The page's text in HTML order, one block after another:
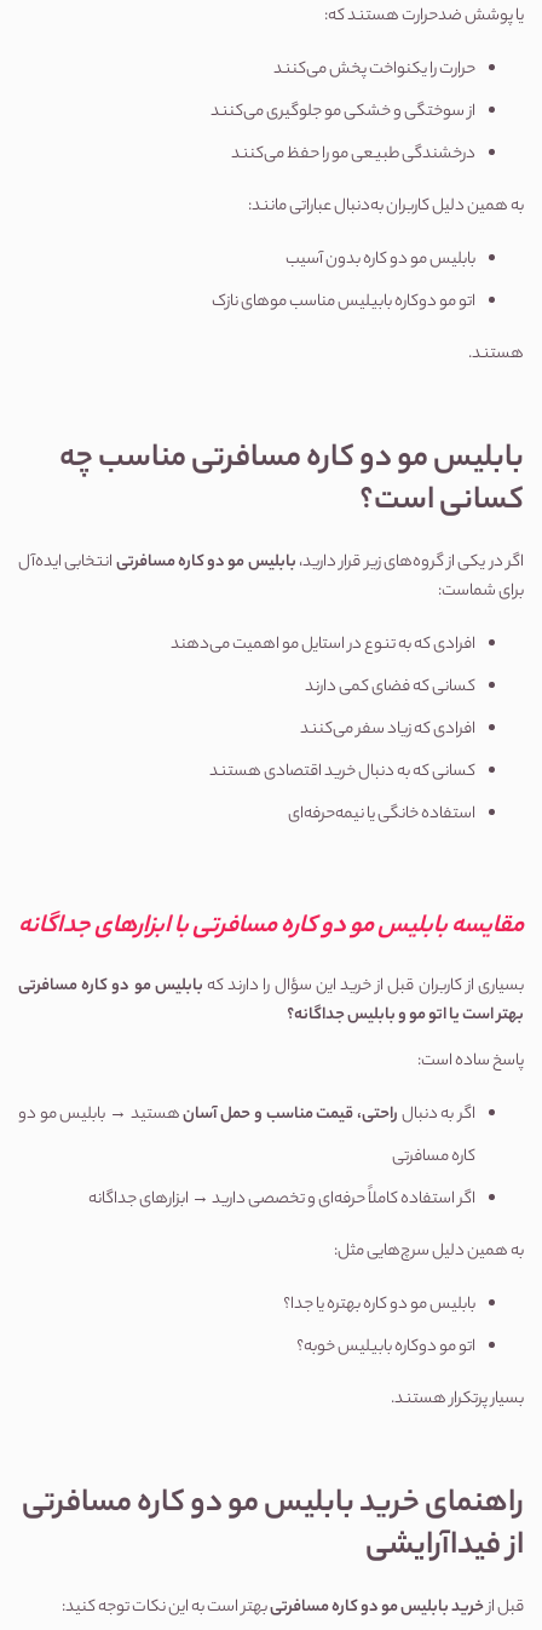
یا پوشش ضدحرارت هستند که:
حرارت را یکنواخت پخش می‌کنند
از سوختگی و خشکی مو جلوگیری می‌کنند
درخشندگی طبیعی مو را حفظ می‌کنند
به همین دلیل کاربران به‌دنبال عباراتی مانند:
بابلیس مو دو کاره بدون آسیب
اتو مو دوکاره بابیلیس مناسب موهای نازک
هستند.
کسانی است؟
اگر در یکی از گروه‌های زیر قرار دارید، بابلیس مو دو کاره مسافرتی
برای شماست:
افرادی که به تنوع در استایل مو اهمیت می‌دهند
کسانی که فضای کمی دارند
افرادی که زیاد سفر می‌کنند
کسانی که به دنبال خرید اقتصادی هستند
استفاده خانگی یا نیمه‌حرفه‌ای
مقایسه بابلیس مو دو کاره مسافرتی با ابزارهای جداگانه
بسیاری از کاربران قبل از خرید این سؤال را دارند که
بهتر است یا اتو مو و بابلیس جداگانه؟
پاسخ ساده است:
اگر به دنبال راحتی، قیمت مناسب و حمل آسان
کاره مسافرتی
اگر استفاده کاملاً حرفه‌ای و تخصصی دارید → ابزارهای جداگانه
به همین دلیل سرچ‌هایی مثل:
بابلیس مو دو کاره بهتره یا جدا؟
اتو مو دوکاره بابیلیس خوبه؟
بسیار پرتکرار هستند.
از فیداآرایشی
قبل از خرید بابلیس مو دو کاره مسافرتی بهتر است به این نکات توجه کنید: